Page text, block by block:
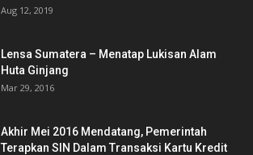
Aug 12, 2019
Lensa Sumatera – Menatap Lukisan Alam
Huta Ginjang
Mar 29, 2016
Akhir Mei 2016 Mendatang, Pemerintah
Terapkan SIN Dalam Transaksi Kartu Kredit